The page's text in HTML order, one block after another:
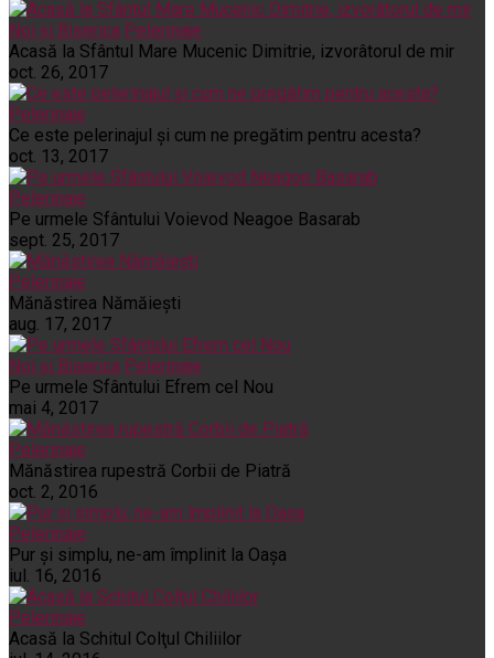
Noi și Biserica Pelerinaje
Acasă la Sfântul Mare Mucenic Dimitrie, izvorâtorul de mir
oct. 26, 2017
Pelerinaje
Ce este pelerinajul şi cum ne pregătim pentru acesta?
oct. 13, 2017
Pelerinaje
Pe urmele Sfântului Voievod Neagoe Basarab
sept. 25, 2017
Pelerinaje
Mănăstirea Nămăiești
aug. 17, 2017
Noi și Biserica Pelerinaje
Pe urmele Sfântului Efrem cel Nou
mai 4, 2017
Pelerinaje
Mănăstirea rupestră Corbii de Piatră
oct. 2, 2016
Pelerinaje
Pur şi simplu, ne-am împlinit la Oaşa
iul. 16, 2016
Pelerinaje
Acasă la Schitul Colţul Chiliilor